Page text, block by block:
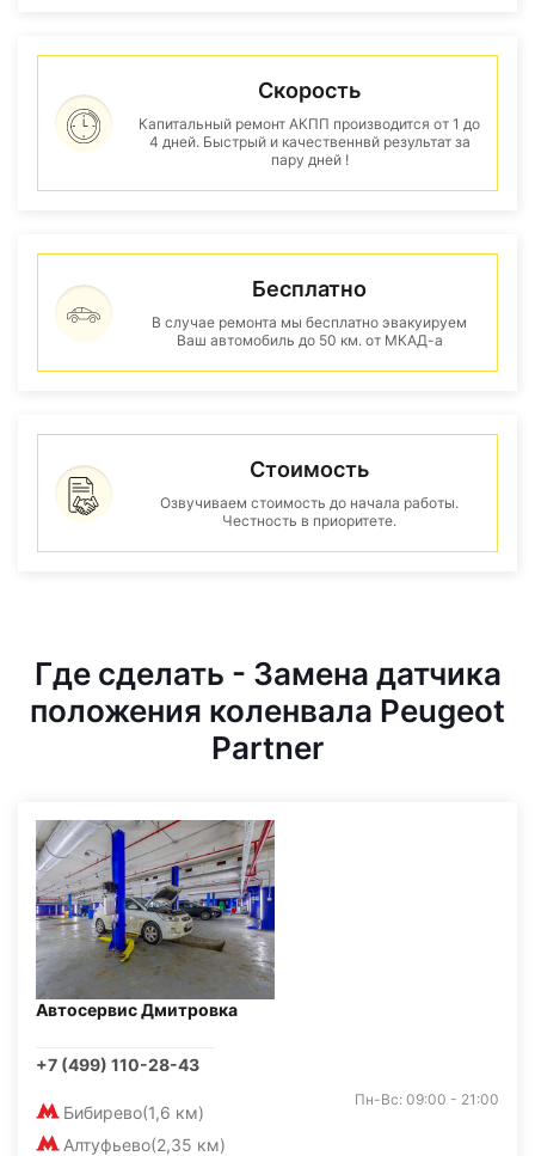
Скорость
Капитальный ремонт АКПП производится от 1 до
4 дней. Быстрый и качественнвй результат за
пару дней !
Бесплатно
В случае ремонта мы бесплатно эвакуируем
Ваш автомобиль до 50 км. от МКАД-а
Стоимость
Озвучиваем стоимость до начала работы.
Честность в приоритете.
Где сделать - Замена датчика
положения коленвала Peugeot
Partner
Автосервис Дмитровка
+7 (499) 110-28-43
Бибирево(1,6 км)
Алтуфьево(2,35 км)
Пн-Вс: 09:00 - 21:00